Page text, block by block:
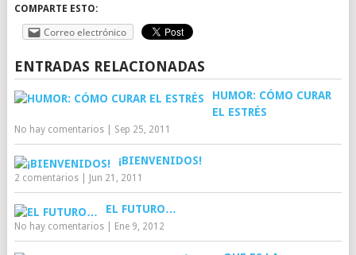
COMPARTE ESTO:
Correo electrónico
ENTRADAS RELACIONADAS
HUMOR: CÓMO CURAR
EL ESTRÉS
No hay comentarios| Sep 25, 2011
¡BIENVENIDOS!
2 comentarios| Jun 21, 2011
EL FUTURO…
No hay comentarios| Ene 9, 2012